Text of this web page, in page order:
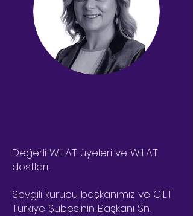
Değerli WiLAT üyeleri ve WiLAT
dostları,
Sevgili kurucu başkanımız ve CILT
Türkiye Şubesinin Başkanı Sn.